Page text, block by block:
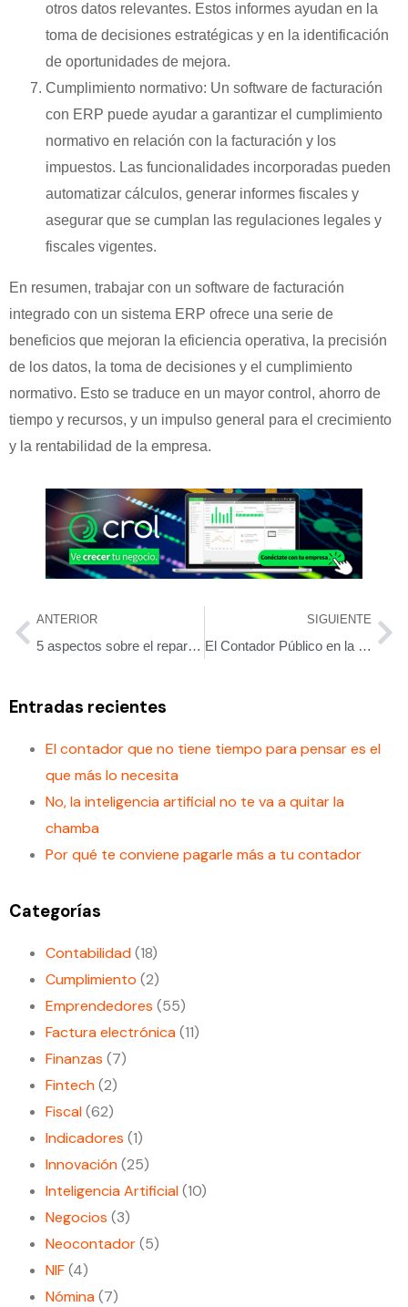
otros datos relevantes. Estos informes ayudan en la
toma de decisiones estratégicas y en la identificación
de oportunidades de mejora.
Cumplimiento normativo: Un software de facturación
con ERP puede ayudar a garantizar el cumplimiento
normativo en relación con la facturación y los
impuestos. Las funcionalidades incorporadas pueden
automatizar cálculos, generar informes fiscales y
asegurar que se cumplan las regulaciones legales y
fiscales vigentes.
En resumen, trabajar con un software de facturación
integrado con un sistema ERP ofrece una serie de
beneficios que mejoran la eficiencia operativa, la precisión
de los datos, la toma de decisiones y el cumplimiento
normativo. Esto se traduce en un mayor control, ahorro de
tiempo y recursos, y un impulso general para el crecimiento
y la rentabilidad de la empresa.
ANTERIOR
5 aspectos sobre el reparto de utilidades
SIGUIENTE
El Contador Público en la industria 4.0
Entradas recientes
El contador que no tiene tiempo para pensar es el
que más lo necesita
No, la inteligencia artificial no te va a quitar la
chamba
Por qué te conviene pagarle más a tu contador
Categorías
Contabilidad(18)
Cumplimiento (2)
Emprendedores (55)
Factura electrónica(11)
Finanzas (7)
Fintech(2)
Fiscal(62)
Indicadores (1)
Innovación(25)
Inteligencia Artificial(10)
Negocios (3)
Neocontador(5)
NIF(4)
Nómina(7)